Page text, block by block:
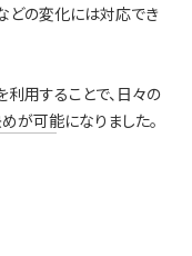
どの変化には対応でき
用することで、日々の
が可能になりました。